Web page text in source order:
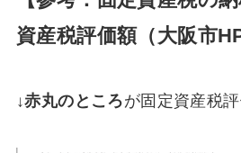
資産税評価額（大阪市
↓赤丸のところが固定資産税